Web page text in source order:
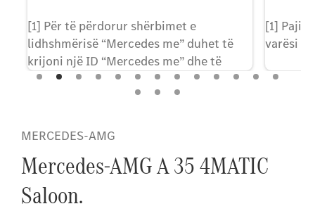
[1] Për të përdorur shërbimet e
lidhshmërisë “Mercedes me” duhet të
krijoni një ID “Mercedes me” dhe të
pranoni kushtet e përdorimit të
shërbimeve të lidhshmërisë “Mercedes
disponueshmëria dhe funksionalitetet e
automjetit, viti i prodhimit, pajisjet
opsionale të zgjedhura dhe vendi.
[1]
varësi
MERCEDES-AMG
Mercedes-AMG A 35 4MATIC
Saloon.